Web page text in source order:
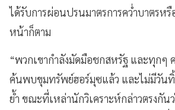
ได้รับการผ่อนปรนมาตรการคว่ำบาตรหรื
หน้าก็ตาม
“พวกเขากำลังมัดมือชกสหรัฐ และทุกๆ
ค้นพบขุมทรัพย์ฮอร์มุซแล้ว และไม่มีวัน
ย้ำ ขณะที่เหล่านักวิเคราะห์กล่าวตรงกัน